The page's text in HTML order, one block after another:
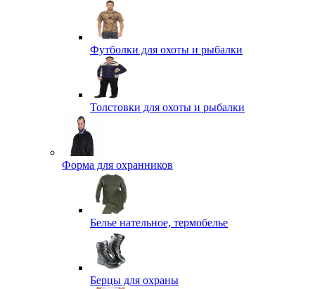
Футболки для охоты и рыбалки
Толстовки для охоты и рыбалки
Форма для охранников
Белье нательное, термобелье
Берцы для охраны